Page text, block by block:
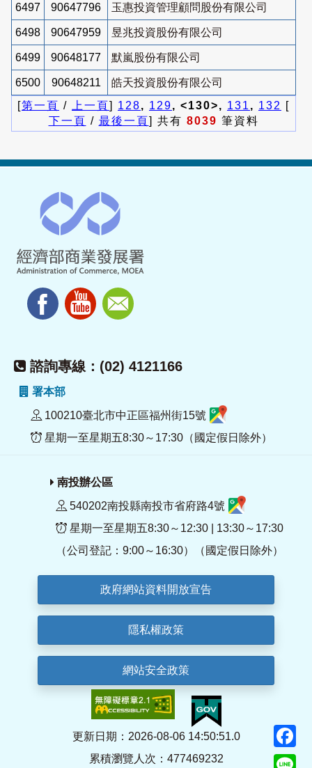
6497 90647796 玉惠投資管理顧問股份有限公司
6498 90647959 昱兆投資股份有限公司
6499 90648177 默嵐股份有限公司
6500 90648211
皓天投資股份有限公司
[第一頁 / 上一頁] 128, 129, <130>, 131 , 132
[
下一頁 / 最後一頁] 共有 8039 筆資料
諮詢專線：(02) 4121166
署本部
100210臺北市中正區福州街15號
星期一至星期五8:30～17:30（國定假日除外）
南投辦公區
540202南投縣南投市省府路4號
星期一至星期五8:30～12:30 | 13:30～17:30
（公司登記：9:00～16:30）（國定假日除外）
政府網站資料開放宣告
隱私權政策
網站安全政策
更新日期：2026-08-06 14:50:51.0
累積瀏覽人次：477469232